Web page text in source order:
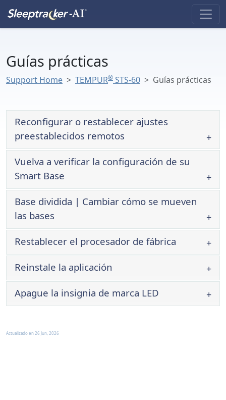
Guías prácticas
Support Home TEMPUR® STS-60 Guías prácticas
Reconfigurar o restablecer ajustes
preestablecidos remotos
Vuelva a verificar la configuración de su
Smart Base
Base dividida | Cambiar cómo se mueven
las bases
Restablecer el procesador de fábrica
Reinstale la aplicación
Apague la insignia de marca LED
Actualizado en 26 Jun, 2026